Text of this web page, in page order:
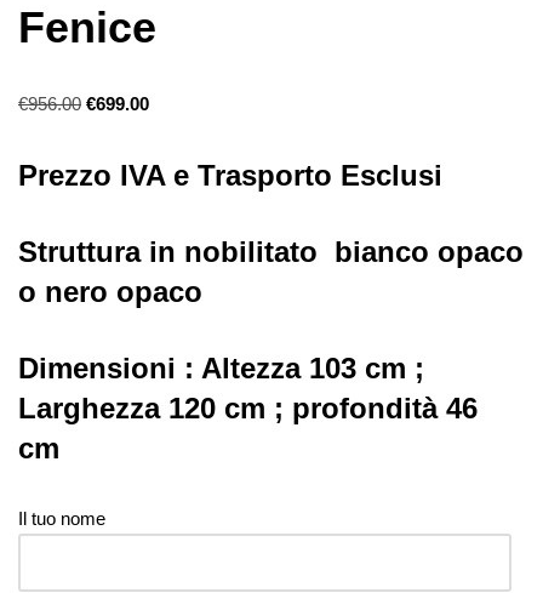
Fenice
€956.00 €699.00
Prezzo IVA e Trasporto Esclusi
Struttura in nobilitato bianco opaco
o nero opaco
Dimensioni : Altezza 103 cm ;
Larghezza 120 cm ; profondità 46
cm
Il tuo nome